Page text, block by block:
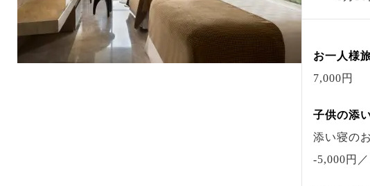
お一人様
7,000円
子供の添
添い寝の
-5,000円